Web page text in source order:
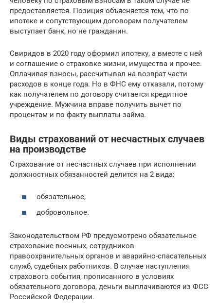
предоставляется. Позиция объясняется тем, что по
ипотеке и сопутствующим договорам получателем
выступает банк, но не гражданин.
Свиридов в 2020 году оформил ипотеку, а вместе с ней
и соглашение о страховке жизни, имущества и прочее.
Оплачивая взносы, рассчитывал на возврат части
расходов в конце года. Но в ФНС ему отказали, потому
как получателем по договору считается кредитное
учреждение. Мужчина вправе получить вычет по
процентам и по факту выплаты займа.
Виды страхований от несчастных случаев
на производстве
Страхование от несчастных случаев при исполнении
должностных обязанностей делится на 2 вида:
обязательное;
добровольное.
Законодательством РФ предусмотрено обязательное
страхование военных, сотрудников
правоохранительных органов и аварийно-спасательных
служб, судебных работников. В случае наступления
страхового события, прописанного в условиях
обязательного договора, деньги выплачиваются из ФСС
Российской Федерации.